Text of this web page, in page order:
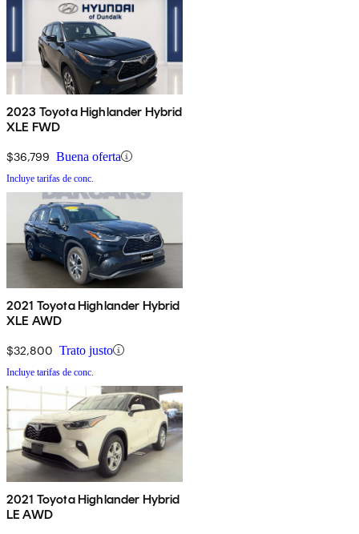
2023 Toyota Highlander Hybrid
XLE FWD
$36,799 Buena oferta
Incluye tarifas de conc.
2021 Toyota Highlander Hybrid
XLE AWD
$32,800 Trato justo
Incluye tarifas de conc.
2021 Toyota Highlander Hybrid
LE AWD